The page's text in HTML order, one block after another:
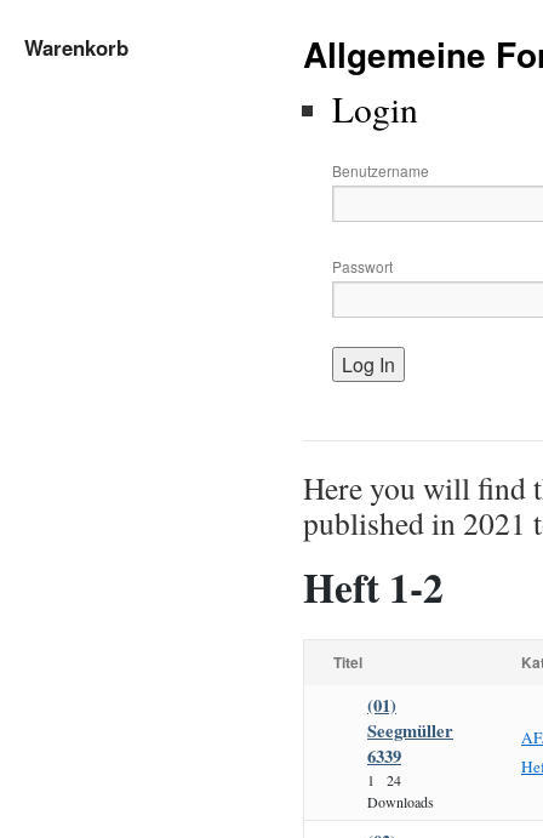
Allgemeine
Login
Benutzername
Passwort
Here you will find
published in 2021
Heft 1-2
Titel
(01)
Seegmüller
6339
1
24
Downloads
Warenkorb